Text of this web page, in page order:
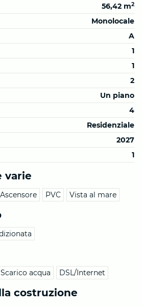
56,42 m2
Monolocale
A
1
1
2
Un piano
4
Residenziale
2027
1
varie
Ascensore PVC Vista al mare
Scarico acqua DSL/Internet
costruzione